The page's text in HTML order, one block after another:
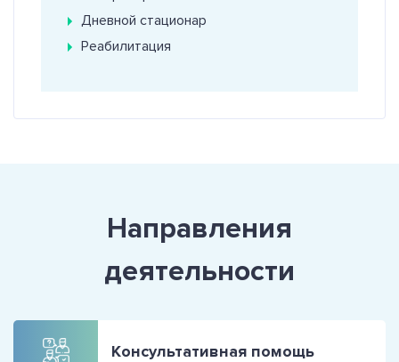
Дневной стационар
Реабилитация
Направления
деятельности
Консультативная помощь